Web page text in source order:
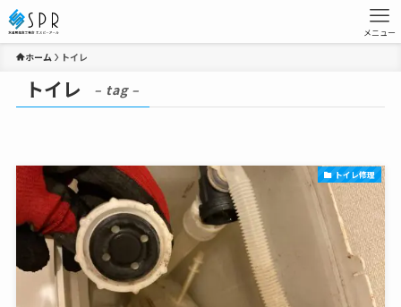
メニュー
ホーム トイレ
トイレ – tag –
トイレ修理